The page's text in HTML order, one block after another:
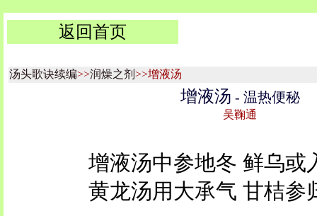
返回首页
汤头歌诀续编>>润燥之剂 >>增液汤
增液汤 - 温热便秘
吴鞠通
增液汤中参地冬 鲜乌或
黄龙汤用大承气 甘桔参